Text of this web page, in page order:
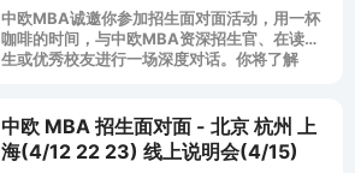
中欧MBA诚邀你参加招生面对面活动，用一杯
咖啡的时间，与中欧MBA资深招生官、在读学
生或优秀校友进行一场深度对话。你将了解
中欧 MBA 招生面对面 - 北京 杭州 上
海(4/12 22 23) 线上说明会(4/15)